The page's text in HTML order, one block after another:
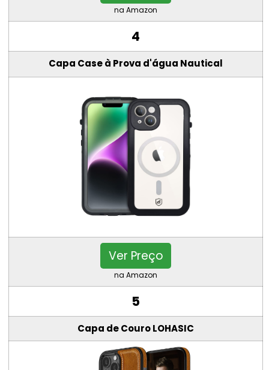
na Amazon
4
Capa Case à Prova d'água Nautical
Ver Preço
na Amazon
5
Capa de Couro LOHASIC